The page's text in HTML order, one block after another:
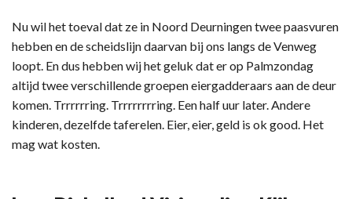
Nu wil het toeval dat ze in Noord Deurningen twee paasvuren
hebben en de scheidslijn daarvan bij ons langs de Venweg
loopt. En dus hebben wij het geluk dat er op Palmzondag
altijd twee verschillende groepen eiergadderaars aan de deur
komen. Trrrrrring. Trrrrrrrring. Een half uur later. Andere
kinderen, dezelfde taferelen. Eier, eier, geld is ok good. Het
mag wat kosten.